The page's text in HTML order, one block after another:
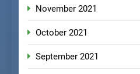
November 2021
October 2021
September 2021